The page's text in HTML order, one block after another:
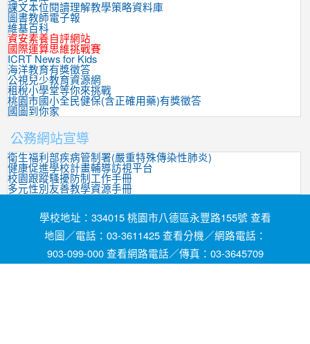
課文本位閱讀理解教學策略資料庫
圖書教師電子報
維基百科
資安素養自評網站
國際運算思維挑戰賽
ICRT News for Kids
海洋教育有獎徵答
公視兒少教育資源網
租稅小學堂等你來挑戰
桃園市國小全民健保(含正確用藥)有獎徵答
國圖到你家
公務網站宣導
衛生福利部疾病管制署(嚴重特殊傳染性肺炎)
健康促進學校計畫輔導訪視平台
校園跟蹤騷擾防制工作手冊
多元性別友善教學資源手冊
學校地址：334015 桃園市八德區永豐路155號 查看
地圖／電話：03-3611425 查看分機／網路電話：
903-099-000 查看網路電話／傳真：03-3645709